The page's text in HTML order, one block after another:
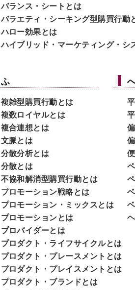
バランス・シート とは
バラエティ・シーキング型購買行動
ハロー効果とは
ハイブリッド・マーケティング・シ
ふ
複雑型購買行動とは
複数ロイヤルとは
複合連想とは
文脈とは
分散分析とは
分散とは
不協和解消型購買行動とは
プロモーション戦略とは
プロモーション・ミックスとは
プロモーションとは
プロバイダーとは
プロダクト・ライフサイクルとは
プロダクト・プレースメント とは
プロダクト・プレイスメント とは
プロダクト・ブランドとは